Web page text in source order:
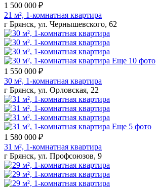
1 500 000 ₽
21 м², 1-комнатная квартира
г Брянск, ул. Чернышевского, 62
Еще 10 фото
1 550 000 ₽
30 м², 1-комнатная квартира
г Брянск, ул. Орловская, 22
Еще 5 фото
1 580 000 ₽
31 м², 1-комнатная квартира
г Брянск, ул. Профсоюзов, 9